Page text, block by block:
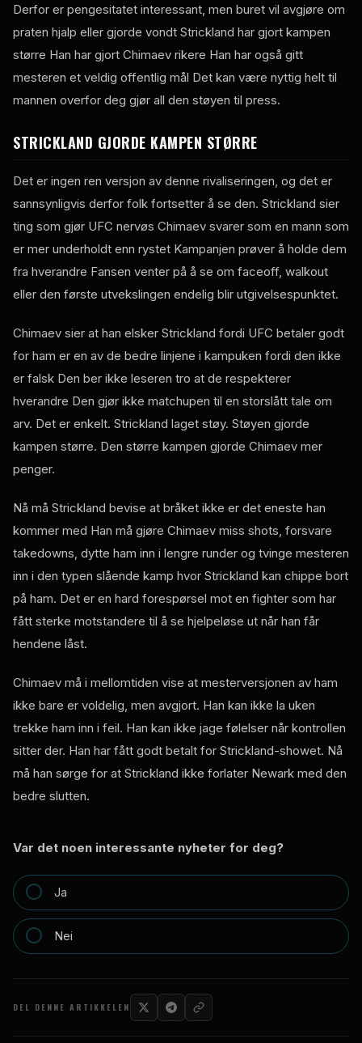
Derfor er pengesitatet interessant, men buret vil avgjøre om
praten hjalp eller gjorde vondt Strickland har gjort kampen
større Han har gjort Chimaev rikere Han har også gitt
mesteren et veldig offentlig mål Det kan være nyttig helt til
mannen overfor deg gjør all den støyen til press.
STRICKLAND GJORDE KAMPEN STØRRE
Det er ingen ren versjon av denne rivaliseringen, og det er
sannsynligvis derfor folk fortsetter å se den. Strickland sier
ting som gjør UFC nervøs Chimaev svarer som en mann som
er mer underholdt enn rystet Kampanjen prøver å holde dem
fra hverandre Fansen venter på å se om faceoff, walkout
eller den første utvekslingen endelig blir utgivelsespunktet.
Chimaev sier at han elsker Strickland fordi UFC betaler godt
for ham er en av de bedre linjene i kampuken fordi den ikke
er falsk Den ber ikke leseren tro at de respekterer
hverandre Den gjør ikke matchupen til en storslått tale om
arv. Det er enkelt. Strickland laget støy. Støyen gjorde
kampen større. Den større kampen gjorde Chimaev mer
penger.
Nå må Strickland bevise at bråket ikke er det eneste han
kommer med Han må gjøre Chimaev miss shots, forsvare
takedowns, dytte ham inn i lengre runder og tvinge mesteren
inn i den typen slående kamp hvor Strickland kan chippe bort
på ham. Det er en hard forespørsel mot en fighter som har
fått sterke motstandere til å se hjelpeløse ut når han får
hendene låst.
Chimaev må i mellomtiden vise at mesterversjonen av ham
ikke bare er voldelig, men avgjort. Han kan ikke la uken
trekke ham inn i feil. Han kan ikke jage følelser når kontrollen
sitter der. Han har fått godt betalt for Strickland-showet. Nå
må han sørge for at Strickland ikke forlater Newark med den
bedre slutten.
Var det noen interessante nyheter for deg?
Ja
Nei
DEL DENNE ARTIKKELEN